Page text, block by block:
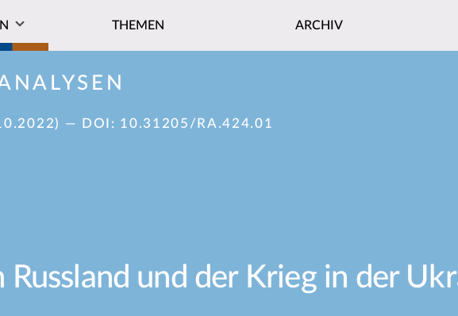
THEMEN ARCHIV
— DOI: 10.31205/RA.424.01
Russland und der Krieg in der